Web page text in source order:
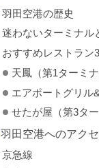
羽田空港の歴史
迷わないターミナル
おすすめレストラン
天鳳（第1ターミナ
エアポートグリル
せたが屋（第3ター
羽田空港へのアク
京急線